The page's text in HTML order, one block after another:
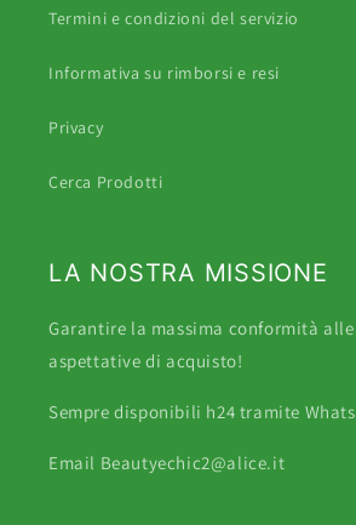
Termini e condizioni del servizio
Informativa su rimborsi e resi
Privacy
Cerca Prodotti
LA NOSTRA MISSIONE
Garantire la massima conformità
aspettative di acquisto!
Sempre disponibili h24 tramite
Email Beautyechic2@alice.it